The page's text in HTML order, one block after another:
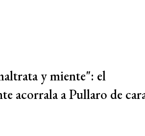
y miente": el
acorrala a Pullaro de